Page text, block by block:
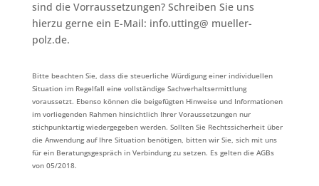
sind die Vorraussetzungen? Schreiben Sie uns
hierzu gerne ein E-Mail: info.utting@ mueller-
polz.de.
Bitte beachten Sie, dass die steuerliche Würdigung einer individuellen
Situation im Regelfall eine vollständige Sachverhaltsermittlung
voraussetzt. Ebenso können die beigefügten Hinweise und Informationen
im vorliegenden Rahmen hinsichtlich Ihrer Voraussetzungen nur
stichpunktartig wiedergegeben werden. Sollten Sie Rechtssicherheit über
die Anwendung auf Ihre Situation benötigen, bitten wir Sie, sich mit uns
für ein Beratungsgespräch in Verbindung zu setzen. Es gelten die AGBs
von 05/2018.